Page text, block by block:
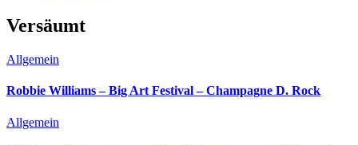
Versäumt
Allgemein
Robbie Williams – Big Art Festival – Champagne D. Rock
Allgemein